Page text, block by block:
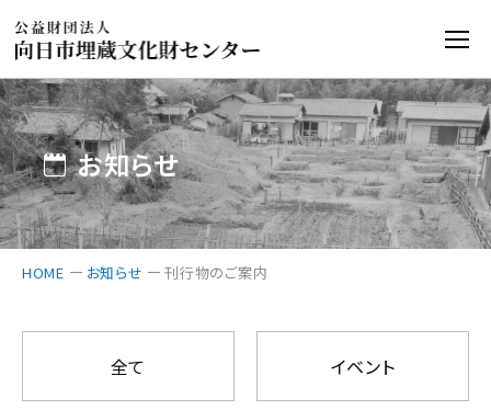
お知らせ
HOME お知らせ 刊行物のご案内
全て イベント